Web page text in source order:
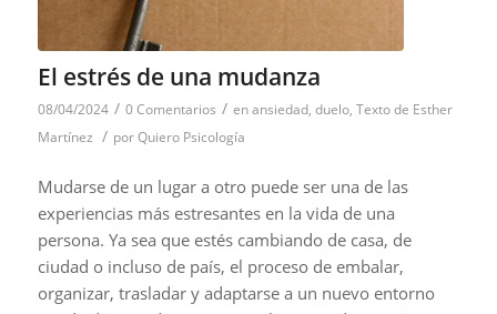
El estrés de una mudanza
08/04/2024 / 0 Comentarios / enansiedad, duelo, Texto de Esther
Martínez / porQuiero Psicología
Mudarse de un lugar a otro puede ser una de las
experiencias más estresantes en la vida de una
persona. Ya sea que estés cambiando de casa, de
ciudad o incluso de país, el proceso de embalar,
organizar, trasladar y adaptarse a un nuevo entorno